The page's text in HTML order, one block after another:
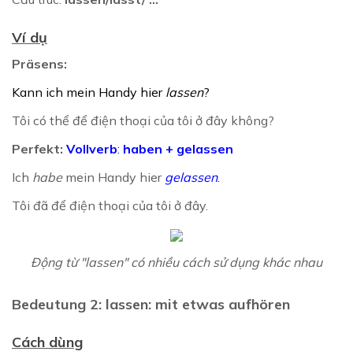
Ví dụ
Präsens:
Kann ich mein Handy hier lassen?
Tôi có thể để điện thoại của tôi ở đây không?
Perfekt: Vollverb: haben + gelassen
Ich habe mein Handy hier gelassen.
Tôi đã để điện thoại của tôi ở đây.
Động từ "lassen" có nhiều cách sử dụng khác nhau
Bedeutung 2: lassen: mit etwas aufhören
Cách dùng